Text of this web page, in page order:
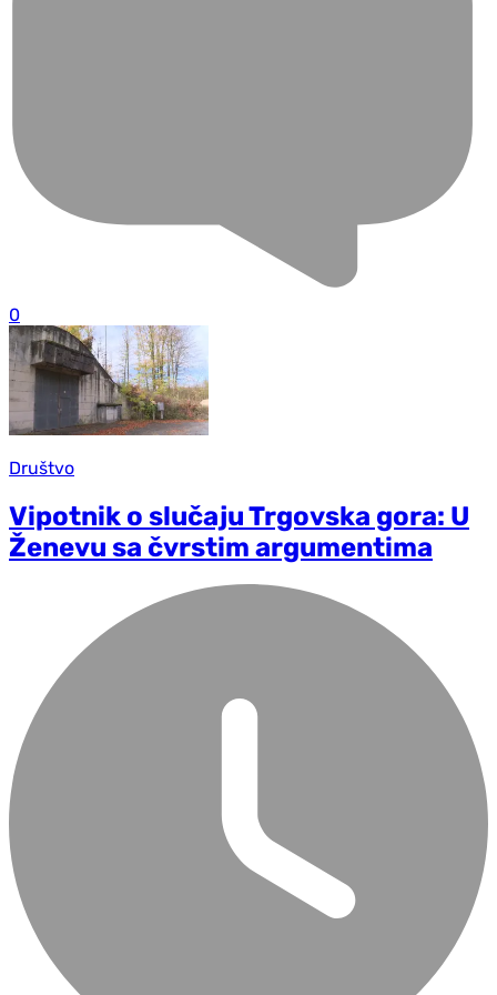
0
Društvo
Vipotnik o slučaju Trgovska gora: U
Ženevu sa čvrstim argumentima